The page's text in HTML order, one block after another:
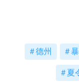
德州
夏